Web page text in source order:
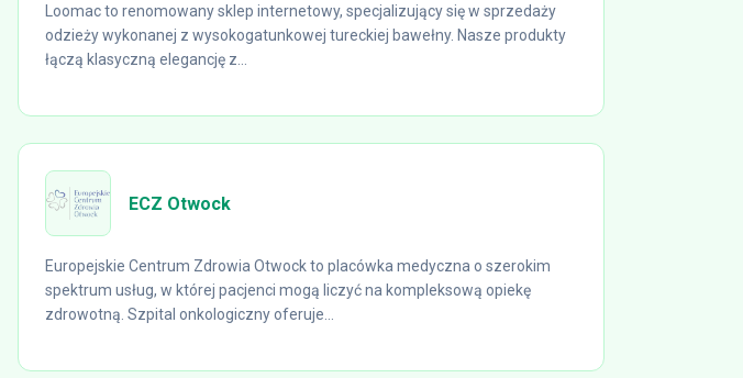
Loomac to renomowany sklep internetowy, specjalizujący się w sprzedaży
odzieży wykonanej z wysokogatunkowej tureckiej bawełny. Nasze produkty
łączą klasyczną elegancję z...
ECZ Otwock
Europejskie Centrum Zdrowia Otwock to placówka medyczna o szerokim
spektrum usług, w której pacjenci mogą liczyć na kompleksową opiekę
zdrowotną. Szpital onkologiczny oferuje...